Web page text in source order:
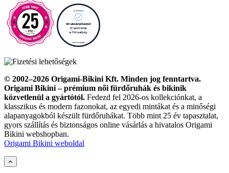
© 2002–2026 Origami-Bikini Kft. Minden jog fenntartva.
Origami Bikini – prémium női fürdőruhák és bikinik
közvetlenül a gyártótól. Fedezd fel 2026-os kollekciónkat, a
klasszikus és modern fazonokat, az egyedi mintákat és a minőségi
alapanyagokból készült fürdőruhákat. Több mint 25 év tapasztalat,
gyors szállítás és biztonságos online vásárlás a hivatalos Origami
Bikini webshopban.
Origami Bikini weboldal